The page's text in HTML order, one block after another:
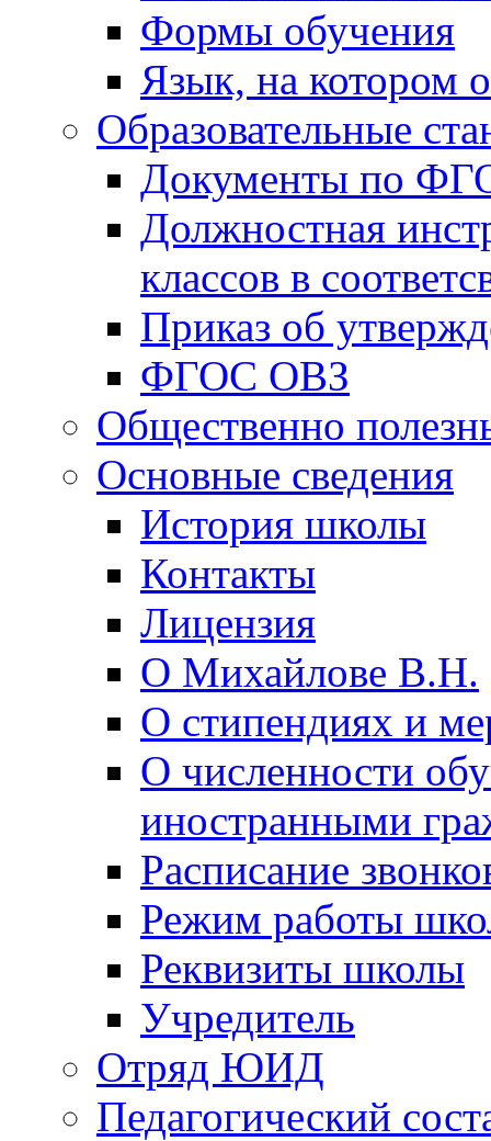
Формы обучения
Язык, на котором
Образовательные
Документы по
Должностная
классов в
Приказ об
ФГОС ОВЗ
Общественно
Основные сведения
История школы
Контакты
Лицензия
О Михайлове В.Н.
О стипендиях и
О численности
иностранными
Расписание
Режим работы
Реквизиты школы
Учредитель
Отряд ЮИД
Педагогический